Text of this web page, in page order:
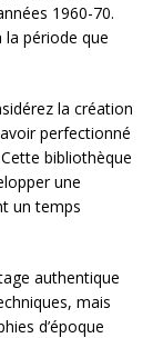
1960-70.
période que
la création
perfectionné
bibliothèque
une
un temps
authentique
mais
d’époque